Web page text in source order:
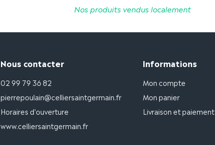
Nos produits vendus localement
Nous contacter
02 99 79 36 82
pierrepoulain@celliersaintgermain.fr
Horaires d'ouverture
www.celliersaintgermain.fr
Informations
Mon compte
Mon panier
Livraison et paiement